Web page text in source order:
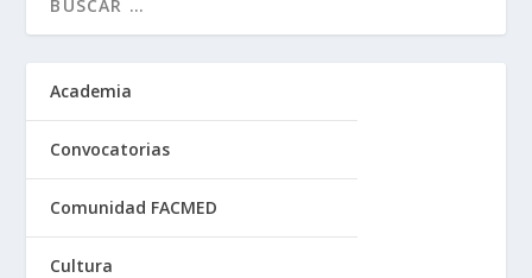
Academia
Convocatorias
Comunidad FACMED
Cultura